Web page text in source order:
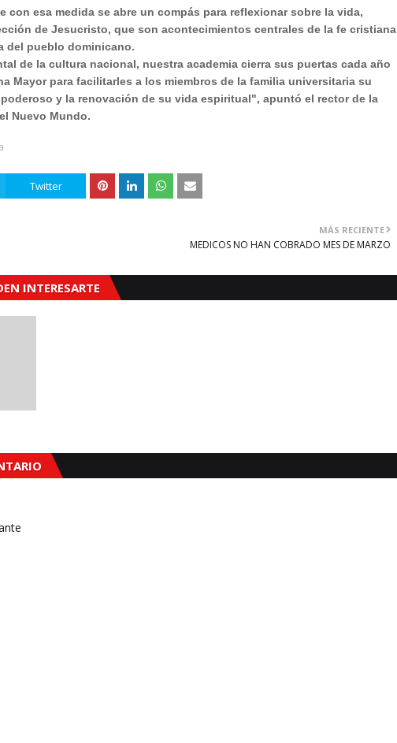
con esa medida se abre un compás para reflexionar sobre la vida,
de Jesucristo, que son acontecimientos centrales de la fe cristiana
del pueblo dominicano.
de la cultura nacional, nuestra academia cierra sus puertas cada año
Mayor para facilitarles a los miembros de la familia universitaria su
y la renovación de su vida espiritual", apuntó el rector de la
Nuevo Mundo.
Twitter
MÁS RECIENTE
MEDICOS NO HAN COBRADO MES DE MARZO
INTERESARTE